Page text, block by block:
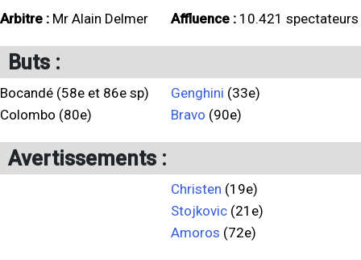
Arbitre : Mr Alain Delmer Affluence : 10.421 spectateurs
Buts :
Bocandé (58e et 86e sp)
Colombo (80e)
Genghini (33e)
Bravo (90e)
Avertissements :
Christen (19e)
Stojkovic (21e)
Amoros (72e)